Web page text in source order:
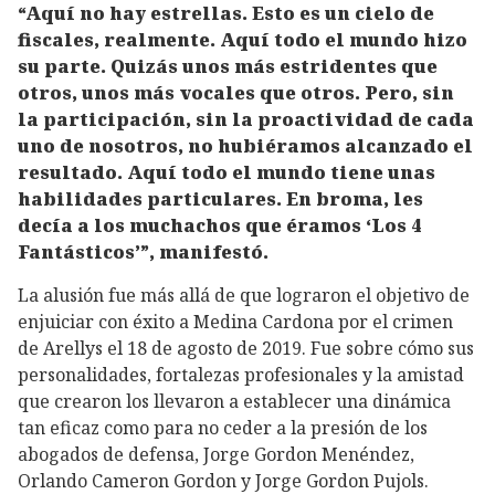
“Aquí no hay estrellas. Esto es un cielo de
fiscales, realmente. Aquí todo el mundo hizo
su parte. Quizás unos más estridentes que
otros, unos más vocales que otros. Pero, sin
la participación, sin la proactividad de cada
uno de nosotros, no hubiéramos alcanzado el
resultado. Aquí todo el mundo tiene unas
habilidades particulares. En broma, les
decía a los muchachos que éramos ‘Los 4
Fantásticos’”, manifestó.
La alusión fue más allá de que lograron el objetivo de
enjuiciar con éxito a Medina Cardona por el crimen
de Arellys el 18 de agosto de 2019. Fue sobre cómo sus
personalidades, fortalezas profesionales y la amistad
que crearon los llevaron a establecer una dinámica
tan eficaz como para no ceder a la presión de los
abogados de defensa, Jorge Gordon Menéndez,
Orlando Cameron Gordon y Jorge Gordon Pujols.